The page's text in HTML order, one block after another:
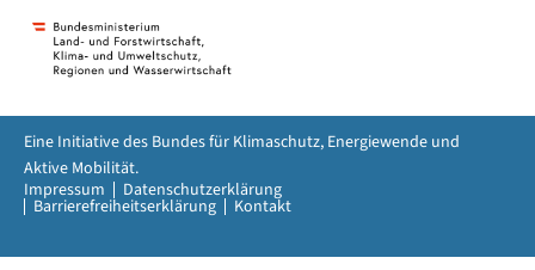
Impressum Datenschutzerklärung
Barrierefreiheitserklärung Kontakt
Eine Initiative des Bundes für Klimaschutz, Energiewende und
Aktive Mobilität.